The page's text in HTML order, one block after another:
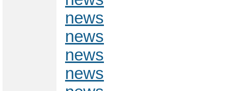
news
news
news
news